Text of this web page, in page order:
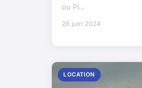
ou Pi...
26 juin 2024
LOCATION